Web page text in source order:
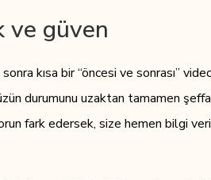
ve güven
kısa bir “öncesi ve sonrası”
durumunu uzaktan tamamen
fark edersek, size hemen bilgi